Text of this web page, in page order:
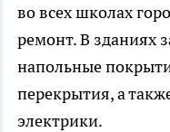
во всех школах
ремонт. В зданиях
напольные
перекрытия, а
электрики.